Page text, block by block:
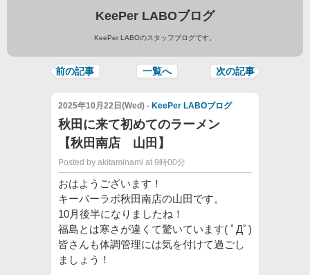
KeePer LABOブログ
KeePer LABOのスタッフブログです。
前の記事 一覧へ 次の記事
2025年10月22日(Wed) - KeePer LABOブログ
秋田に来て初めてのラーメン
【秋田南店 山田】
Posted by akitaminami at 9時00分
おはようございます！
キーパーラボ秋田南店の山田です。
10月後半になりましたね！
福島とは寒さが違くて驚いています( ﾟДﾟ)
皆さんも体調管理には気を付けて過ごし
ましょう！